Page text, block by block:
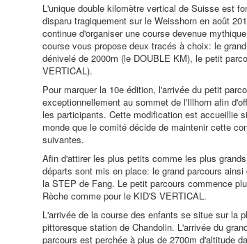
L'unique double kilomètre vertical de Suisse est
disparu tragiquement sur le Weisshorn en août
continue d'organiser une course devenue
course vous propose deux tracés à choix: le
dénivelé de 2000m (le DOUBLE KM), le petit
VERTICAL).
Pour marquer la 10e édition, l'arrivée du petit
exceptionnellement au sommet de l'Illhorn afin
les participants. Cette modification est accueillie
monde que le comité décide de maintenir cette
suivantes.
Afin d'attirer les plus petits comme les plus
départs sont mis en place: le grand parcours
la STEP de Fang. Le petit parcours commence
Rèche comme pour le KID'S VERTICAL.
L'arrivée de la course des enfants se situe sur la
pittoresque station de Chandolin. L'arrivée du
parcours est perchée à plus de 2700m d'altitude